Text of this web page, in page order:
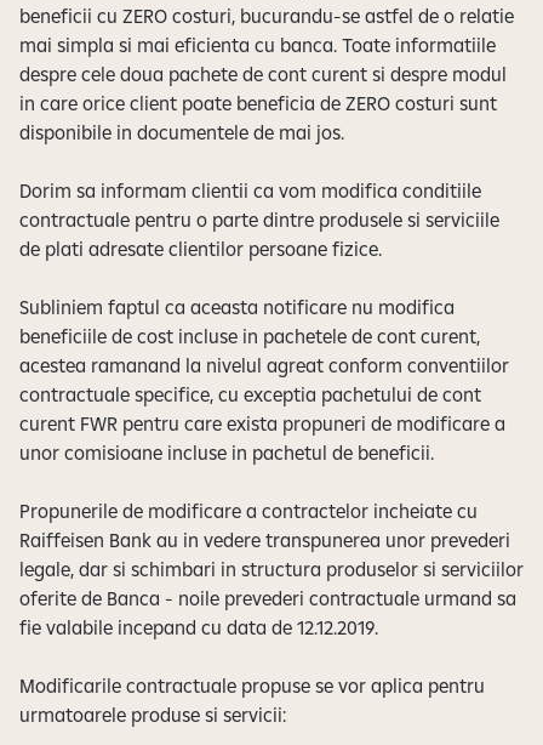
beneficii cu ZERO costuri, bucurandu-se astfel de o relatie
mai simpla si mai eficienta cu banca. Toate informatiile
despre cele doua pachete de cont curent si despre modul
in care orice client poate beneficia de ZERO costuri sunt
disponibile in documentele de mai jos.
Dorim sa informam clientii ca vom modifica conditiile
contractuale pentru o parte dintre produsele si serviciile
de plati adresate clientilor persoane fizice.
Subliniem faptul ca aceasta notificare nu modifica
beneficiile de cost incluse in pachetele de cont curent,
acestea ramanand la nivelul agreat conform conventiilor
contractuale specifice, cu exceptia pachetului de cont
curent FWR pentru care exista propuneri de modificare a
unor comisioane incluse in pachetul de beneficii.
Propunerile de modificare a contractelor incheiate cu
Raiffeisen Bank au in vedere transpunerea unor prevederi
legale, dar si schimbari in structura produselor si serviciilor
oferite de Banca - noile prevederi contractuale urmand sa
fie valabile incepand cu data de 12.12.2019.
Modificarile contractuale propuse se vor aplica pentru
urmatoarele produse si servicii: